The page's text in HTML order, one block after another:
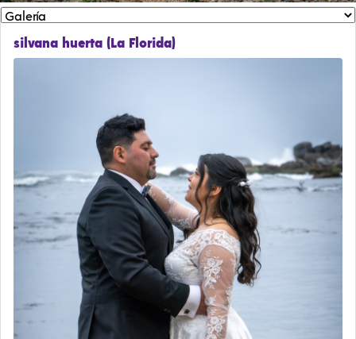
silvana huerta (La Florida)